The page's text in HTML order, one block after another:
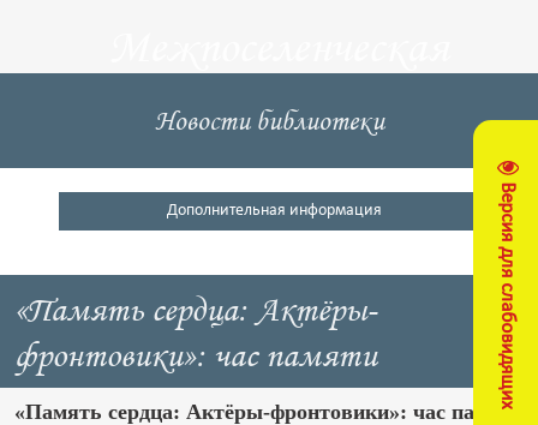
Версия для слабовидящих
центральная
библиотека
Кущевский район
Новости библиотеки
Дополнительная информация
«Память сердца: Актёры-
фронтовики»: час памяти
«Память сердца: Актёры-фронтовики»: час памяти